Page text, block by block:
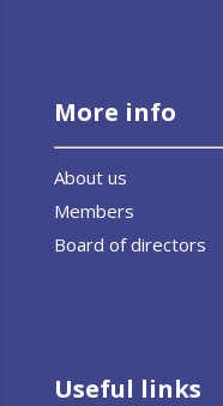
More info
About us
Members
Board of directors
Useful links